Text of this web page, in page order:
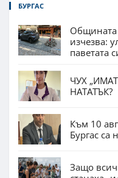
БУРГАС
Общината
изчезва:
паветата
ЧУХ
НАТАТЪК?
Към 10
Бургас са
Защо